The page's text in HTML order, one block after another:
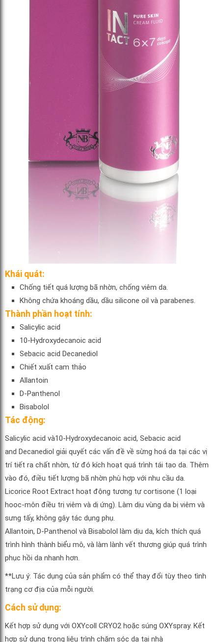
Khái quát:
Chống tiết quá lượng bã nhờn, chống viêm da.
Không chứa khoáng dầu, dầu silicone oil và parabenes.
Thành phần hoạt tính:
Salicylic acid
10-Hydroxydecanoic acid
Sebacic acid Decanediol
Chiết xuất cam thảo
Allantoin
D-Panthenol
Bisabolol
Tác động:
Salicylic acid và10-Hydroxydecanoic acid, Sebacic acid
and Decanediol giải quyết các vấn đề về sừng hoá da tại các vị
trí tiết ra chất nhờn, từ đó kích hoạt quá trình tái tạo da. Thêm
vào đó, điều tiết lượng bã nhờn phù hợp với nhu cầu da.
Licorice Root Extract hoạt động tương tự cortisone (1 loại
hooc-môn điều trị viêm và dị ứng). Làm dịu vùng da bị viêm và
sưng tấy, không gây tác dụng phụ.
Allantoin, D-Panthenol và Bisabolol làm dịu da, kích thích quá
trình hình thành biểu mô, và làm lành vết thương giúp quá trình
phục hồi da nhanh hơn.
**Lưu ý: Tác dụng của sản phẩm có thể thay đổi tùy theo tình
trạng cơ địa của mỗi người.
Cách sử dụng:
Kết hợp sử dụng với OXYcoll CRYO2 hoặc súng OXYspray. Kết
hợp sử dụng trong liệu trình chăm sóc da tại nhà